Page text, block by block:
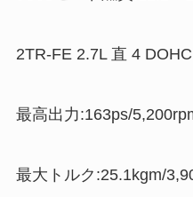
2TR-FE 2.7L 直 4
最高出力:163ps/
最大トルク:25.1kgm/